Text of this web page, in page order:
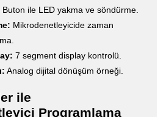
Buton ile LED yakma ve söndürme.
Mikrodenetleyicide zaman
7 segment display kontrolü.
Analog dijital dönüşüm örneği.
ile
Programlama